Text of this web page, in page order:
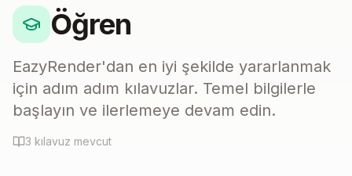
Öğren
EazyRender'dan en iyi şekilde yararlanmak
için adım adım kılavuzlar. Temel bilgilerle
başlayın ve ilerlemeye devam edin.
3 kılavuz mevcut